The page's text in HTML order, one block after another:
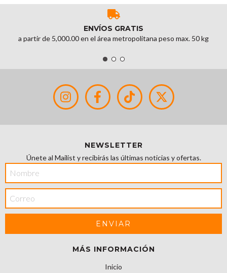
ENVÍOS GRATIS
a partir de 5,000.00 en el área metropolitana peso max. 50 kg
NEWSLETTER
Únete al Mailist y recibirás las últimas noticias y ofertas.
MÁS INFORMACIÓN
Inicio